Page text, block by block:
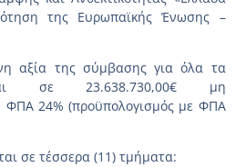
της Ευρωπαϊκής Ένωσης –
αξία της σύμβασης για όλα τα
σε 23.638.730,00€ μη
ΦΠΑ 24% (προϋπολογισμός με ΦΠΑ
σε τέσσερα (11) τμήματα: